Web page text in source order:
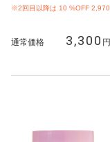
※2回目以降は 10 %OFF
通常価格 3,300